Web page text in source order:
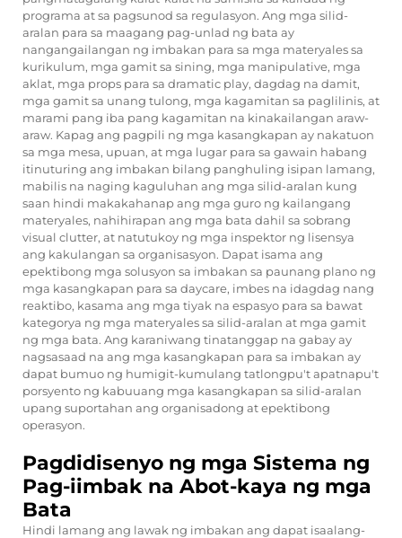
programa at sa pagsunod sa regulasyon. Ang mga silid-
aralan para sa maagang pag-unlad ng bata ay
nangangailangan ng imbakan para sa mga materyales sa
kurikulum, mga gamit sa sining, mga manipulative, mga
aklat, mga props para sa dramatic play, dagdag na damit,
mga gamit sa unang tulong, mga kagamitan sa paglilinis, at
marami pang iba pang kagamitan na kinakailangan araw-
araw. Kapag ang pagpili ng mga kasangkapan ay nakatuon
sa mga mesa, upuan, at mga lugar para sa gawain habang
itinuturing ang imbakan bilang panghuling isipan lamang,
mabilis na naging kaguluhan ang mga silid-aralan kung
saan hindi makakahanap ang mga guro ng kailangang
materyales, nahihirapan ang mga bata dahil sa sobrang
visual clutter, at natutukoy ng mga inspektor ng lisensya
ang kakulangan sa organisasyon. Dapat isama ang
epektibong mga solusyon sa imbakan sa paunang plano ng
mga kasangkapan para sa daycare, imbes na idagdag nang
reaktibo, kasama ang mga tiyak na espasyo para sa bawat
kategorya ng mga materyales sa silid-aralan at mga gamit
ng mga bata. Ang karaniwang tinatanggap na gabay ay
nagsasaad na ang mga kasangkapan para sa imbakan ay
dapat bumuo ng humigit-kumulang tatlongpu't apatnapu't
porsyento ng kabuuang mga kasangkapan sa silid-aralan
upang suportahan ang organisadong at epektibong
operasyon.
Pagdidisenyo ng mga Sistema ng
Pag-iimbak na Abot-kaya ng mga
Bata
Hindi lamang ang lawak ng imbakan ang dapat isaalang-